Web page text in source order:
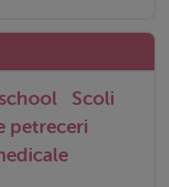
Scoli
petreceri